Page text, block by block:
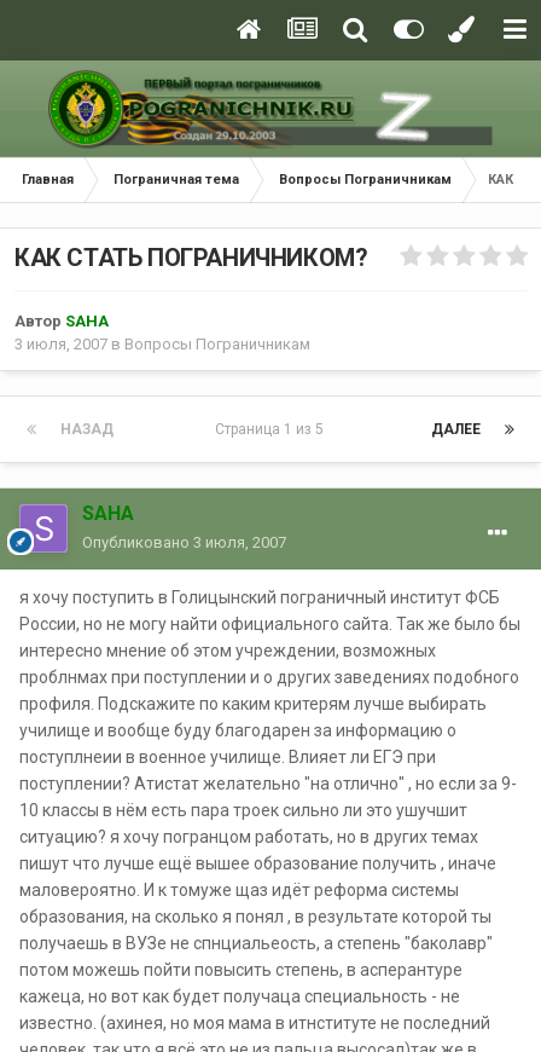
Главная Пограничная тема Вопросы Пограничникам КАК
КАК СТАТЬ ПОГРАНИЧНИКОМ?
Автор SAHA
3 июля, 2007 в Вопросы Пограничникам
НАЗАД ДАЛЕЕ
Страница 1 из 5
SAHA
Опубликовано 3 июля, 2007
я хочу поступить в Голицынский пограничный институт ФСБ
России, но не могу найти официального сайта. Так же было бы
интересно мнение об этом учреждении, возможных
проблнмах при поступлении и о других заведениях подобного
профиля. Подскажите по каким критерям лучше выбирать
училище и вообще буду благодарен за информацию о
поступлнеии в военное училище. Влияет ли ЕГЭ при
поступлении? Атистат желательно "на отлично" , но если за 9-
10 классы в нём есть пара троек сильно ли это ушучшит
ситуацию? я хочу погранцом работать, но в других темах
пишут что лучше ещё вышее образование получить , иначе
маловероятно. И к томуже щаз идёт реформа системы
образования, на сколько я понял , в результате которой ты
получаешь в ВУЗе не спнциальеость, а степень "баколавр"
потом можешь пойти повысить степень, в асперантуре
кажеца, но вот как будет получаца специальность - не
известно. (ахинея, но моя мама в итнституте не последний